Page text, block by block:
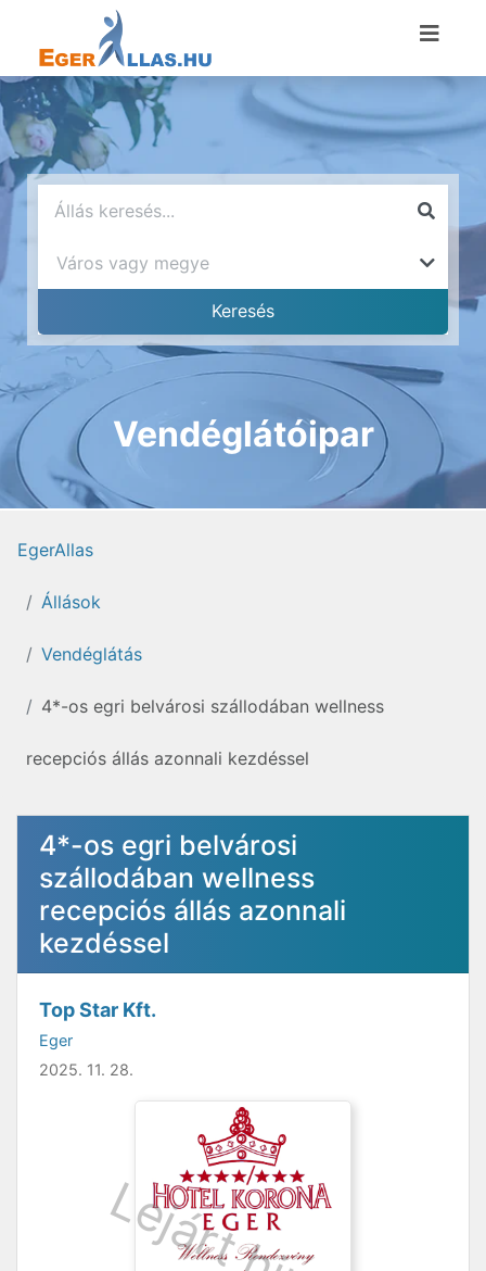
Vendéglátóipar
EgerAllas
Állások
Vendéglátás
4*-os egri belvárosi szállodában wellness
recepciós állás azonnali kezdéssel
4*-os egri belvárosi
szállodában wellness
recepciós állás azonnali
kezdéssel
Top Star Kft.
Eger
2025. 11. 28.